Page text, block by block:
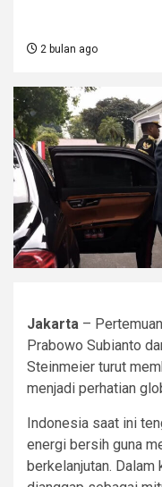
2 bulan ago
Jakarta –
Prabowo Subianto
Steinmeier turut
menjadi perhatian
Indonesia saat ini
energi bersih guna
berkelanjutan.